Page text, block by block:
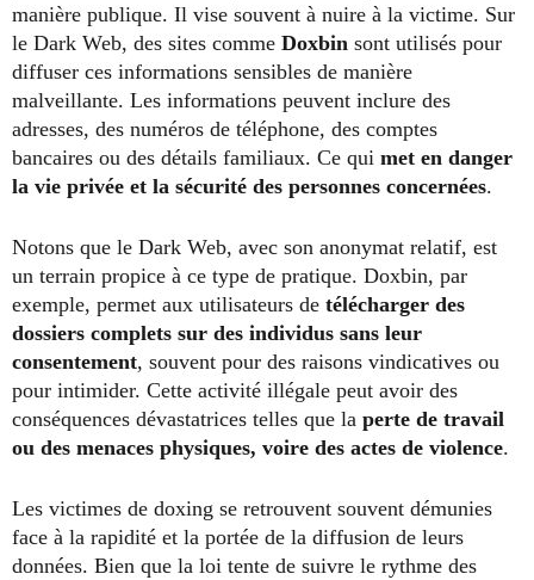
manière publique. Il vise souvent à nuire à la victime. Sur
le Dark Web, des sites comme Doxbin sont utilisés pour
diffuser ces informations sensibles de manière
malveillante. Les informations peuvent inclure des
adresses, des numéros de téléphone, des comptes
bancaires ou des détails familiaux. Ce qui met en danger
la vie privée et la sécurité des personnes concernées.
Notons que le Dark Web, avec son anonymat relatif, est
un terrain propice à ce type de pratique. Doxbin, par
exemple, permet aux utilisateurs de télécharger des
dossiers complets sur des individus sans leur
consentement, souvent pour des raisons vindicatives ou
pour intimider. Cette activité illégale peut avoir des
conséquences dévastatrices telles que la perte de travail
ou des menaces physiques, voire des actes de violence.
Les victimes de doxing se retrouvent souvent démunies
face à la rapidité et la portée de la diffusion de leurs
données. Bien que la loi tente de suivre le rythme des